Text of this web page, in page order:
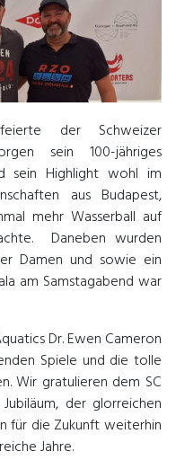
der Schweizer
sein 100-jähriges
sein Highlight wohl im
aus Budapest,
mehr Wasserball auf
Daneben wurden
Damen und sowie ein
am Samstagabend war
Dr. Ewen Cameron
Spiele und die tolle
Wir gratulieren dem SC
der glorreichen
für die Zukunft weiterhin
Jahre.